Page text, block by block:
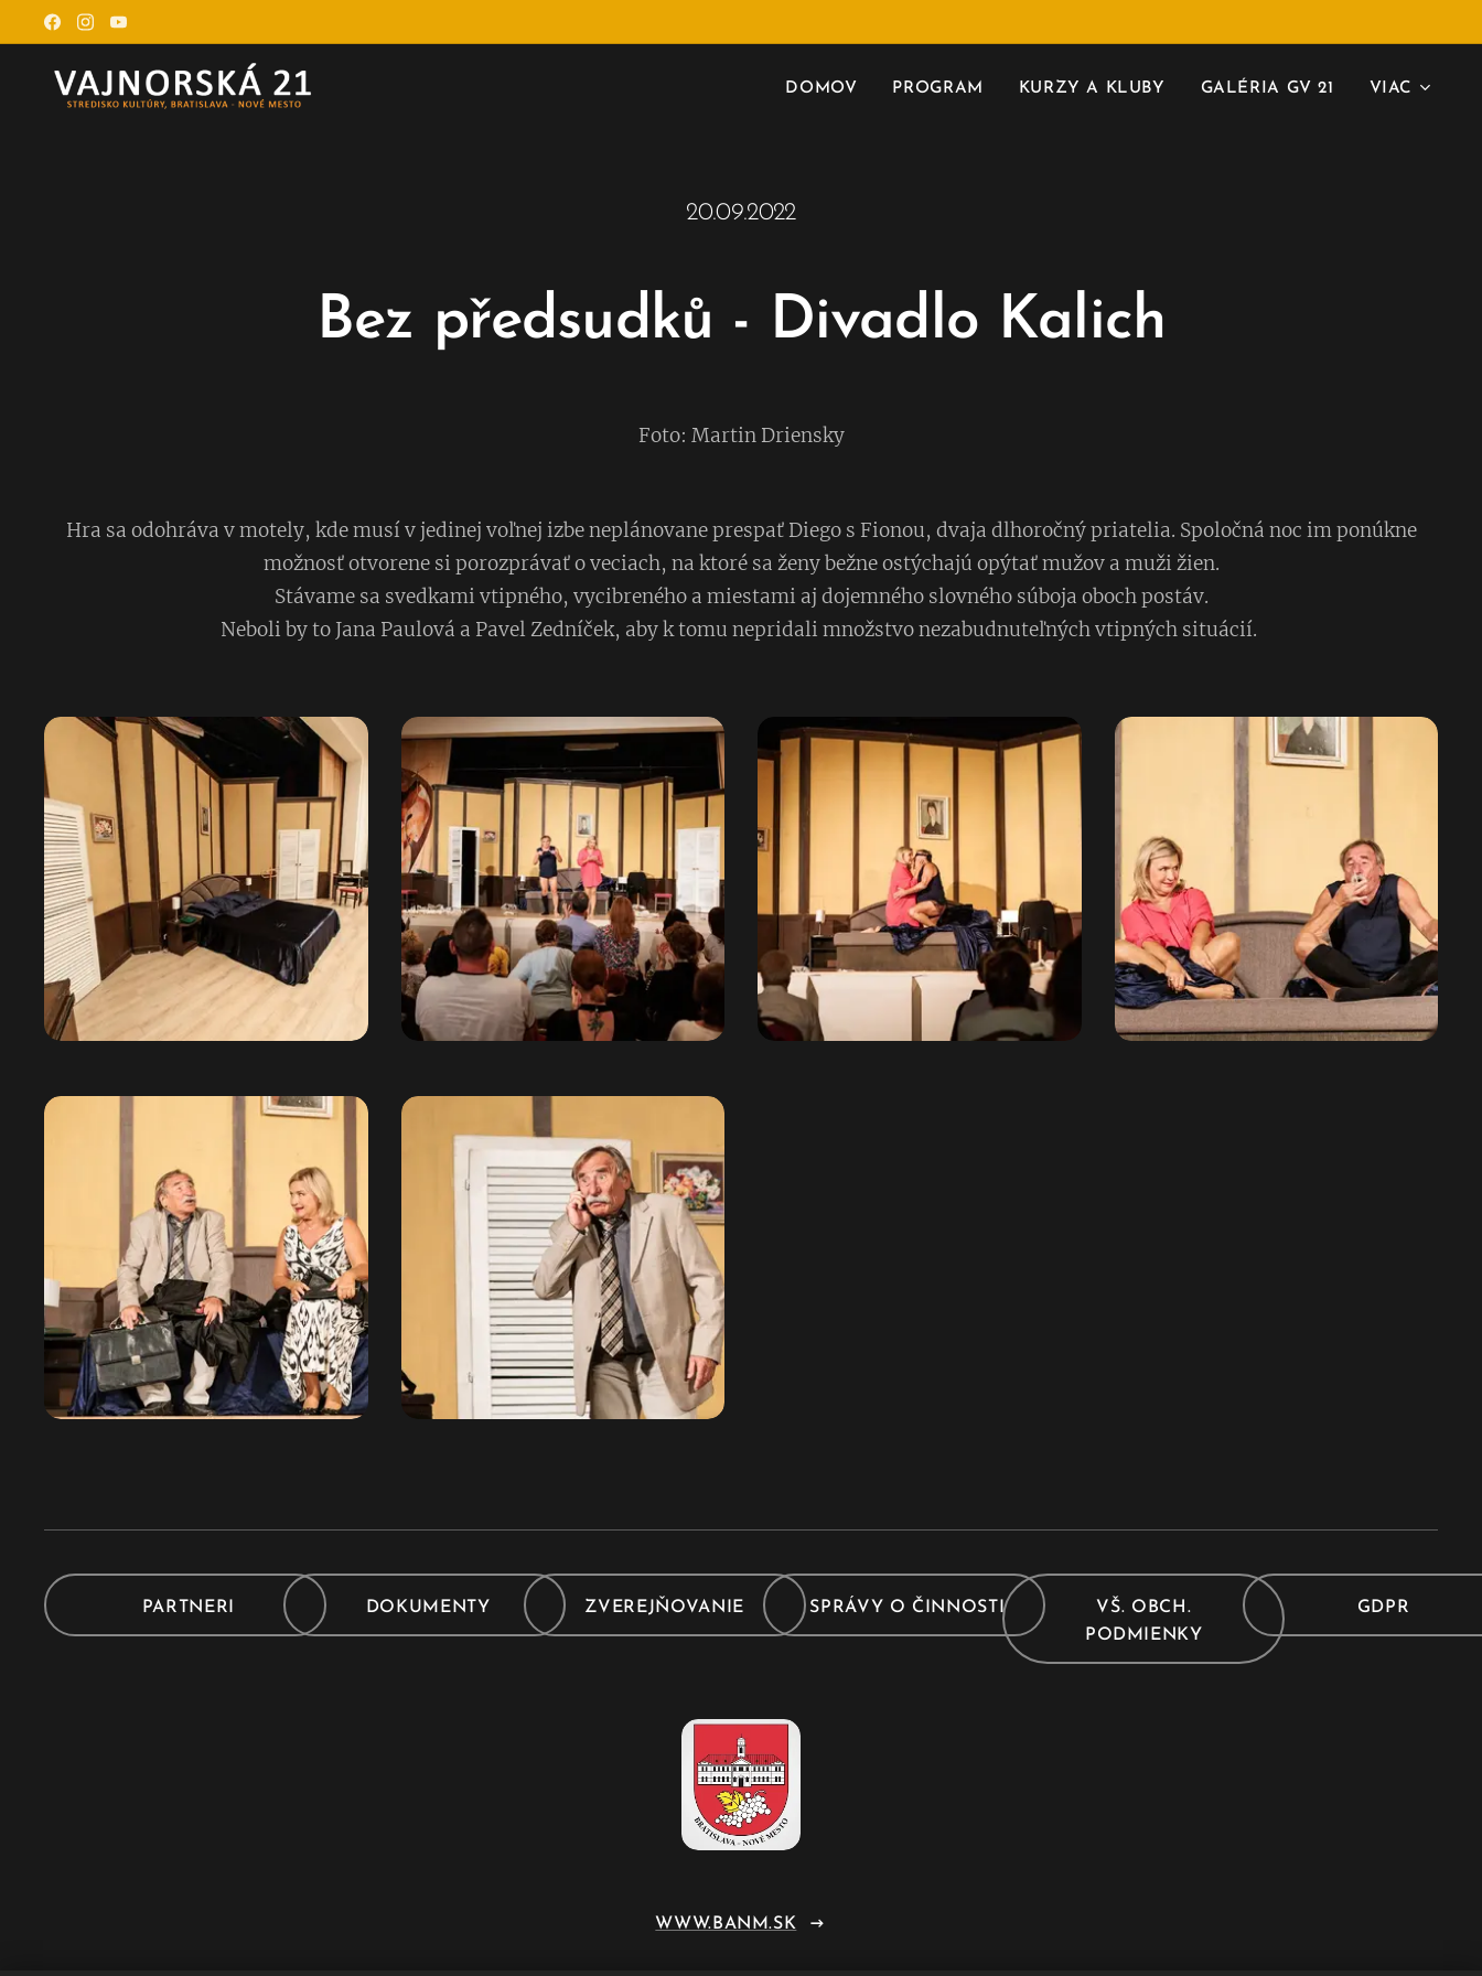
DOMOV PROGRAM KURZY A KLUBY GALÉRIA GV 21 VIAC
20.09.2022
Bez předsudků - Divadlo Kalich
Foto: Martin Driensky
Hra sa odohráva v motely, kde musí v jedinej voľnej izbe neplánovane prespať Diego s Fionou, dvaja dlhoročný priatelia. Spoločná noc im ponúkne
možnosť otvorene si porozprávať o veciach, na ktoré sa ženy bežne ostýchajú opýtať mužov a muži žien.
Stávame sa svedkami vtipného, vycibreného a miestami aj dojemného slovného súboja oboch postáv.
Neboli by to Jana Paulová a Pavel Zedníček, aby k tomu nepridali množstvo nezabudnuteľných vtipných situácií.
PARTNERI DOKUMENTY ZVEREJŇOVANIE SPRÁVY O ČINNOSTI
VŠ. OBCH.
PODMIENKY
GDPR
WWW.BANM.SK